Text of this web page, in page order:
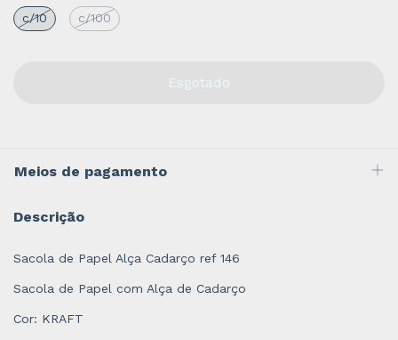
c/10 c/100
Meios de pagamento
Descrição
Sacola de Papel Alça Cadarço ref 146
Sacola de Papel com Alça de Cadarço
Cor: KRAFT